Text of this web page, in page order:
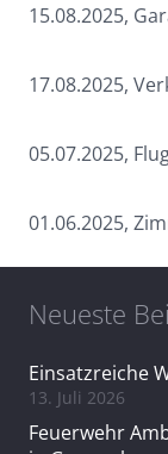
15.08.2025,
17.08.2025,
05.07.2025,
01.06.2025,
Neueste
Einsatzreiche
13. Juli 2026
Feuerwehr